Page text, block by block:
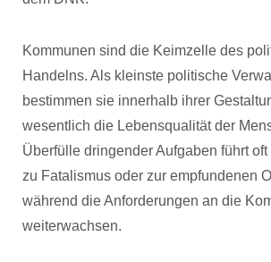
Kommunen sind die Keimzelle des
Handelns. Als kleinste politische
bestimmen sie innerhalb ihrer
wesentlich die Lebensqualität der
Überfülle dringender Aufgaben führt
zu Fatalismus oder zur empfundenen
während die Anforderungen an die
weiterwachsen.